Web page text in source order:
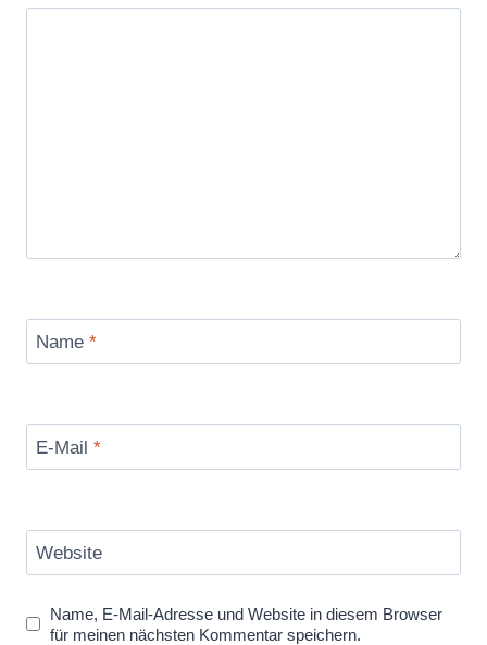
Name *
E-Mail *
Website
Name, E-Mail-Adresse und Website in diesem Browser
für meinen nächsten Kommentar speichern.